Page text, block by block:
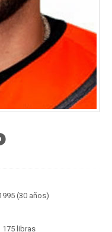
(30 años)
175 libras